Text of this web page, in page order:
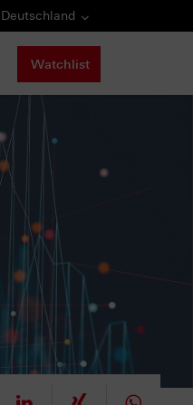
Deutschland
Watchlist
mitteilen